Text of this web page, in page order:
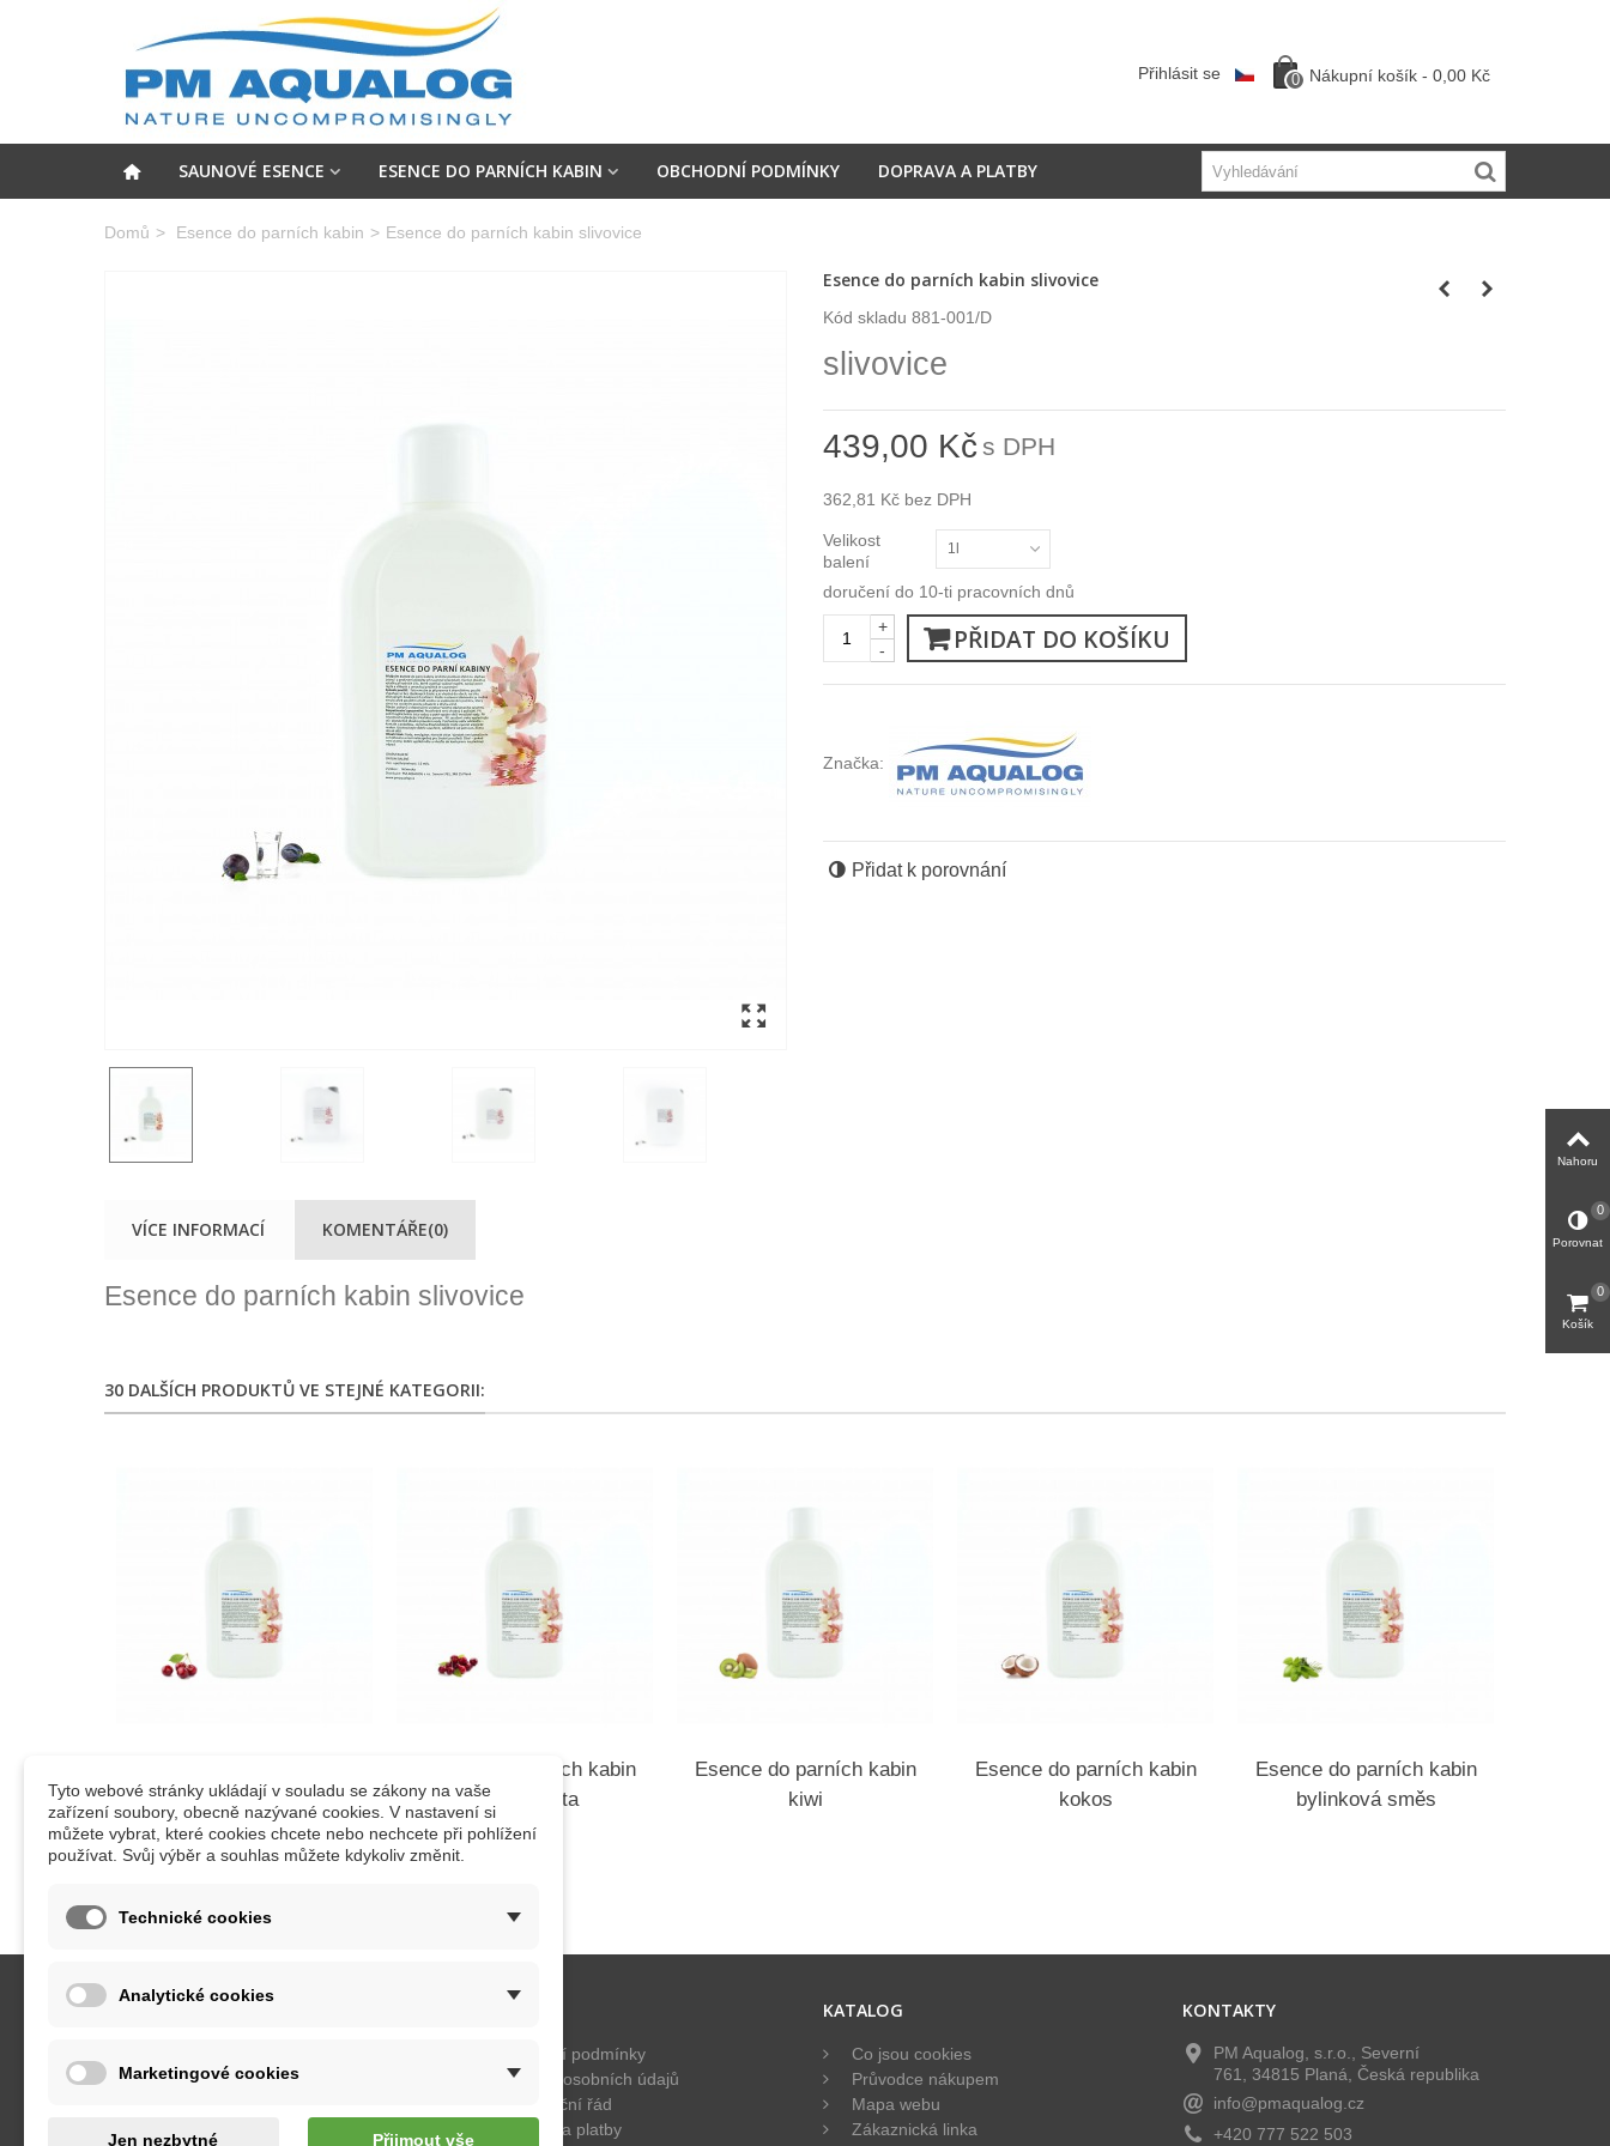
0 Nákupní košík - 0,00 Kč
Přihlásit se
SAUNOVÉ ESENCE ESENCE DO PARNÍCH KABIN OBCHODNÍ PODMÍNKY DOPRAVA A PLATBY
Domů > Esence do parních kabin > Esence do parních kabin slivovice
Esence do parních kabin slivovice
Kód skladu 881-001/D
slivovice
439,00 Kčs DPH
362,81 Kč bez DPH
Velikost
balení
1l
doručení do 10-ti pracovních dnů
-
+ PŘIDAT DO KOŠÍKU
Značka:
Přidat k porovnání
VÍCE INFORMACÍ KOMENTÁŘE(0)
Esence do parních kabin slivovice
30 DALŠÍCH PRODUKTŮ VE STEJNÉ KATEGORII:
třešeň
Esence do parních kabin
třešeň-máta
Esence do parních kabin
kiwi
Esence do parních kabin
kokos
Esence do parních kabin
bylinková směs
KATEGORIE
Esence do parních kabin
Přírodní éterické oleje
Obchodní podmínky
Ochrana osobních údajů
Reklamační řád
Doprava a platby
KATALOG
Co jsou cookies
Průvodce nákupem
Mapa webu
Zákaznická linka
KONTAKTY
PM Aqualog, s.r.o., Severní
761, 34815 Planá, Česká republika
info@pmaqualog.cz
+420 777 522 503
Nahoru
Porovnat
0
Košík
0
Tyto webové stránky ukládají v souladu se zákony na vaše
zařízení soubory, obecně nazývané cookies. V nastavení si
můžete vybrat, které cookies chcete nebo nechcete při pohlížení
používat. Svůj výběr a souhlas můžete kdykoliv změnit.
Technické cookies
Analytické cookies
Marketingové cookies
Jen nezbytné Přijmout vše